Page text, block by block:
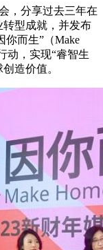
，分享过去三年在
转型成就，并发布
你而生”（Make
动，实现“睿智生
造价值。